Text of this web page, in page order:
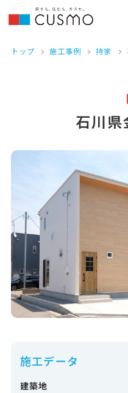
トップ 施工事例 持家
石川県
施工データ
建築地